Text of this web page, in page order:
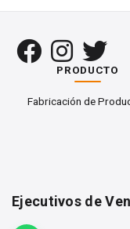
PRODUCTO
Fabricación de
Ejecutivos de